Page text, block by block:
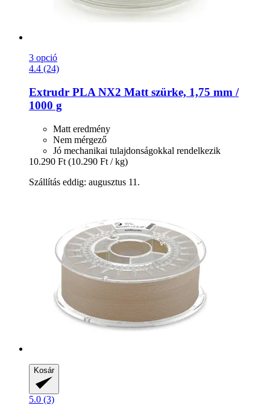
3 opció
4.4 (24)
Extrudr PLA NX2 Matt szürke, 1,75 mm /
1000 g
Matt eredmény
Nem mérgező
Jó mechanikai tulajdonságokkal rendelkezik
10.290 Ft (10.290 Ft / kg)
Szállítás eddig: augusztus 11.
Kosár
5.0 (3)